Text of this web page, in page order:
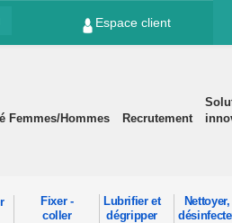
Espace client
Femmes/Hommes Recrutement
Fixer -
coller
Lubrifier et
dégripper
Nettoyer,